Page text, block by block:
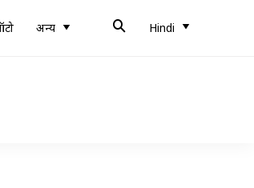
अन्य Hindi